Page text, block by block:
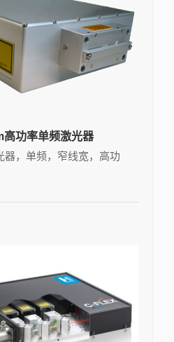
功率单频激光器
器，单频，窄线宽，高功